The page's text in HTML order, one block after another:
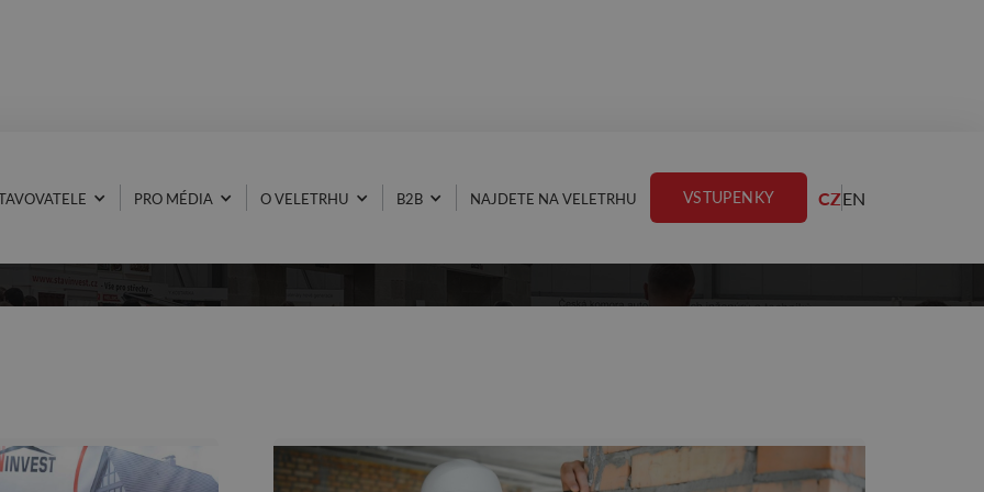
PRO MÉDIA O VELETRHU B2B NAJDETE NA VELETRHU VSTUPENKY CZEN